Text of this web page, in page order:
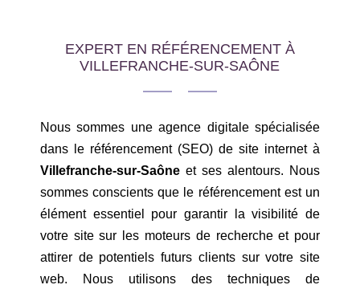
EXPERT EN RÉFÉRENCEMENT À
VILLEFRANCHE-SUR-SAÔNE
Nous sommes une agence digitale spécialisée
dans le référencement (SEO) de site internet à
Villefranche-sur-Saôneet ses alentours. Nous
sommes conscients que le référencement est un
élément essentiel pour garantir la visibilité de
votre site sur les moteurs de recherche et pour
attirer de potentiels futurs clients sur votre site
web. Nous utilisons des techniques de